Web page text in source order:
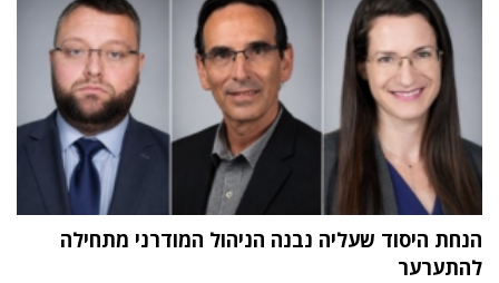
הנחת היסוד שעליה נבנה הניהול המודרני מתחילה
להתערער